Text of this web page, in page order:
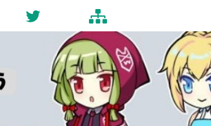
Twitter Site-map